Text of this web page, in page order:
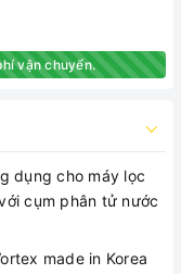
vận chuyển.
dụng cho máy lọc
cụm phân tử nước
made in Korea